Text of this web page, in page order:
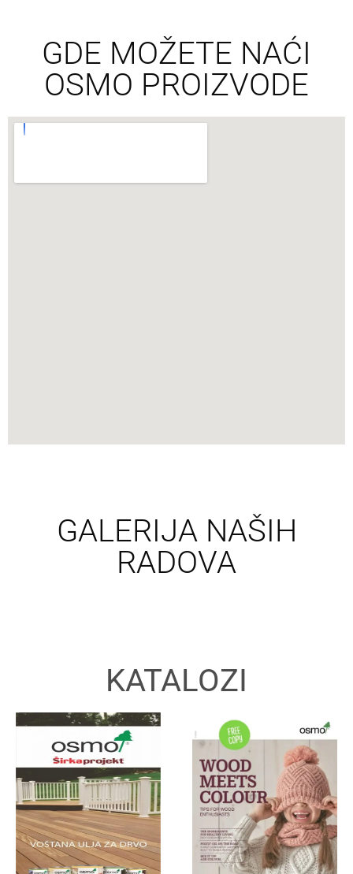
GDE MOŽETE NAĆI
OSMO PROIZVODE
GALERIJA NAŠIH
RADOVA
KATALOZI